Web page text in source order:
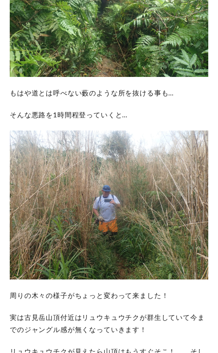
もはや道とは呼べない藪のような所を抜ける事も…
そんな悪路を1時間程登っていくと…
周りの木々の様子がちょっと変わって来ました！
実は古見岳山頂付近はリュウキュウチクが群生していて今ま
でのジャングル感が無くなっていきます！
リュウキュウチクが見えたら山頂はもうすぐそこ！ そし